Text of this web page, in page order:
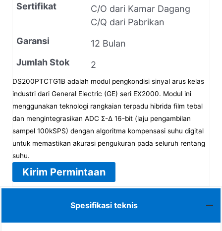
Sertifikat
C/O dari Kamar Dagang
C/Q dari Pabrikan
Garansi
12 Bulan
Jumlah Stok
2
DS200PTCTG1B adalah modul pengkondisi sinyal arus kelas
industri dari General Electric (GE) seri EX2000. Modul ini
menggunakan teknologi rangkaian terpadu hibrida film tebal
dan mengintegrasikan ADC Σ-Δ 16-bit (laju pengambilan
sampel 100kSPS) dengan algoritma kompensasi suhu digital
untuk memastikan akurasi pengukuran pada seluruh rentang
suhu.
Kirim Permintaan
Spesifikasi teknis